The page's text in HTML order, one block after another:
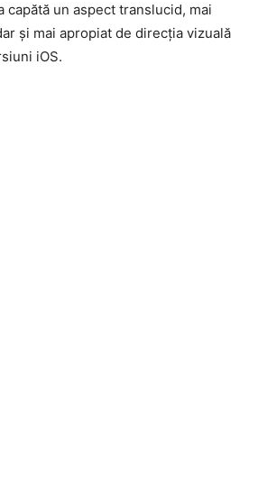
capătă un aspect translucid, mai
și mai apropiat de direcția vizuală
iOS.